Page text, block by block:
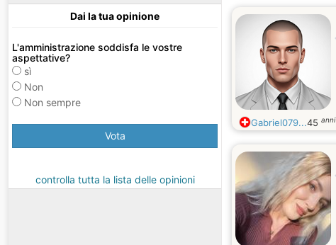
Dai la tua opinione
L'amministrazione soddisfa le vostre
aspettative?
sì
Non
Non sempre
Vota
controlla tutta la lista delle opinioni
Gabriel079...45 anni